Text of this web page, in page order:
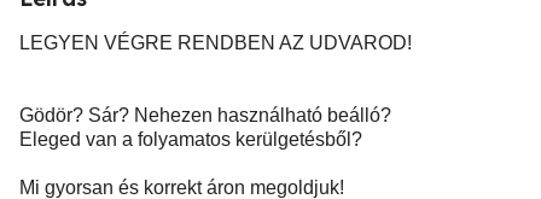
LEGYEN VÉGRE RENDBEN AZ UDVAROD!
Gödör? Sár? Nehezen használható beálló?
Eleged van a folyamatos kerülgetésből?
Mi gyorsan és korrekt áron megoldjuk!